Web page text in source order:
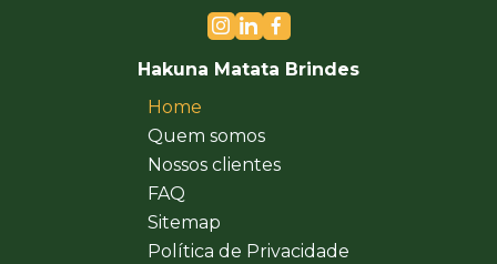
Hakuna Matata Brindes
Home
Quem somos
Nossos clientes
FAQ
Sitemap
Política de Privacidade